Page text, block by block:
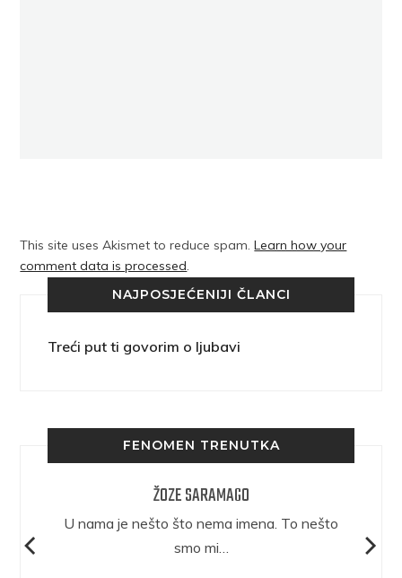
This site uses Akismet to reduce spam.Learn how your
comment data is processed.
NAJPOSJEĆENIJI ČLANCI
Treći put ti govorim o ljubavi
FENOMEN TRENUTKA
ŽOZE SARAMAGO
U nama je nešto što nema imena. To nešto
smo mi…